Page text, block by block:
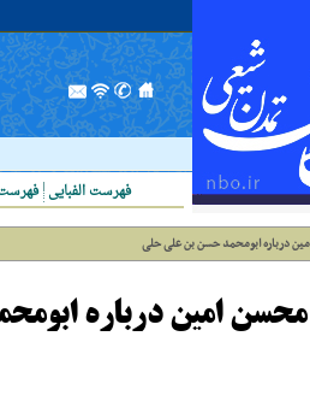
فهرست الفبایی
درباره ابومحمد حسن بن علی حلی
محسن امین درباره